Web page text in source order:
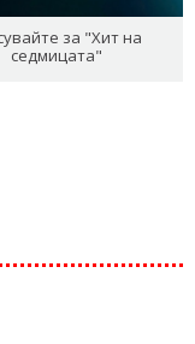
за "Хит на
седмицата"